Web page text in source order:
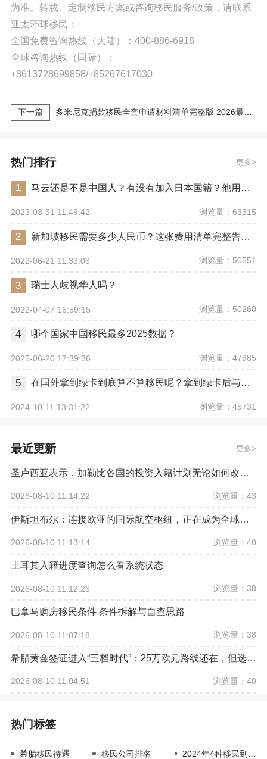
为准。转载、定制移民方案或咨询移民服务/政策，请联系
亚太环球移民：
全国免费咨询热线（大陆）：400-886-6918
全球咨询热线（国际）：
+8613728699858/+85267617030
下一篇 多米尼克捐款移民全套申请材料清单完整版 2026最新版
热门排行 更多
1 马云还是不是中国人？有没有加入日本国籍？他用了哪些身份畅行世界？
2023-03-31 11:49:42 浏览量：63315
2 新加坡移民需要多少人民币？这张费用清单完整告诉你
2022-06-21 11:33:03 浏览量：50551
3 瑞士人歧视华人吗？
2022-04-07 16:59:15 浏览量：50260
4 哪个国家中国移民最多2025数据？
2025-06-20 17:39:36 浏览量：47985
5 在国外拿到绿卡到底算不算移民呢？拿到绿卡后与正式移民有哪些区别？
2024-10-11 13:31:22 浏览量：45731
最近更新 更多
圣卢西亚表示，加勒比各国的投资入籍计划无论如何改革，欧盟都希望将其彻底取缔
2026-08-10 11:14:22 浏览量：43
伊斯坦布尔：连接欧亚的国际航空枢纽，正在成为全球资产配置新坐标
2026-08-10 11:13:14 浏览量：40
土耳其入籍进度查询怎么看系统状态
2026-08-10 11:12:26 浏览量：38
巴拿马购房移民条件 条件拆解与自查思路
2026-08-10 11:07:18 浏览量：38
希腊黄金签证进入“三档时代”：25万欧元路线还在，但选房逻辑已经改变
2026-08-10 11:04:51 浏览量：40
热门标签
希腊移民待遇 移民公司排名